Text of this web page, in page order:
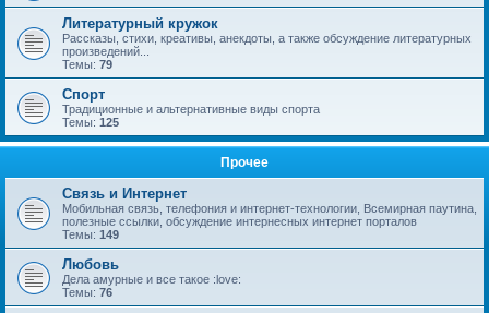
Литературный кружок
Рассказы, стихи, креативы, анекдоты, а также обсуждение литературных
произведений...
Темы: 79
Спорт
Традиционные и альтернативные виды спорта
Темы: 125
Прочее
Связь и Интернет
Мобильная связь, телефония и интернет-технологии, Всемирная паутина,
полезные ссылки, обсуждение интернесных интернет порталов
Темы: 149
Любовь
Дела амурные и все такое :love:
Темы: 76